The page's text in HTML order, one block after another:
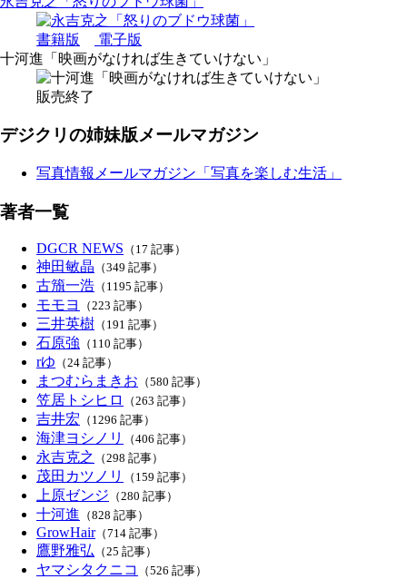
書籍版
電子版
十河進「映画がなければ生きていけない」
販売終了
デジクリの姉妹版メールマガジン
写真情報メールマガジン「写真を楽しむ生活」
著者一覧
DGCR NEWS （17 記事）
神田敏晶 （349 記事）
古籏一浩 （1195 記事）
モモヨ （223 記事）
三井英樹 （191 記事）
石原強 （110 記事）
rゆ （24 記事）
まつむらまきお （580 記事）
笠居トシヒロ （263 記事）
吉井宏 （1296 記事）
海津ヨシノリ （406 記事）
永吉克之 （298 記事）
茂田カツノリ （159 記事）
上原ゼンジ （280 記事）
十河進 （828 記事）
GrowHair（714 記事）
鷹野雅弘 （25 記事）
ヤマシタクニコ （526 記事）